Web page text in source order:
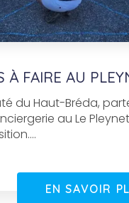
À FAIRE AU
du Haut-Bréda,
au Le
EN SAVOIR